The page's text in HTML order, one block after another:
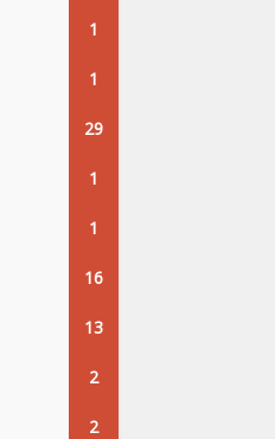
1
1
29
1
1
16
13
2
2